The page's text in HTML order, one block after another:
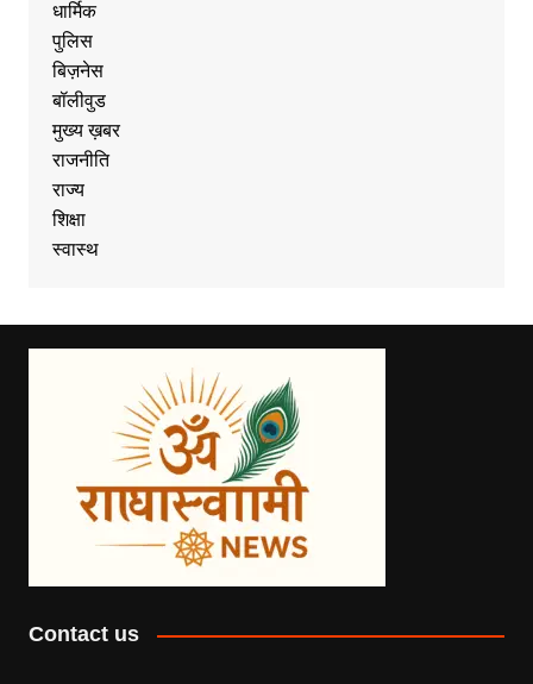
धार्मिक
पुलिस
बिज़नेस
बॉलीवुड
मुख्य ख़बर
राजनीति
राज्य
शिक्षा
स्वास्थ
Contact us